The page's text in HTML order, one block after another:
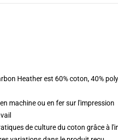
Heather est 60% coton, 40%
machine ou en fer sur l'impression
de culture du coton grâce à